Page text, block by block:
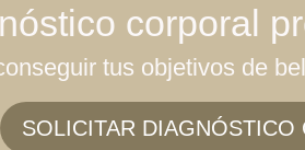
corporal
tus objetivos de
SOLICITAR DIAGNÓSTICO